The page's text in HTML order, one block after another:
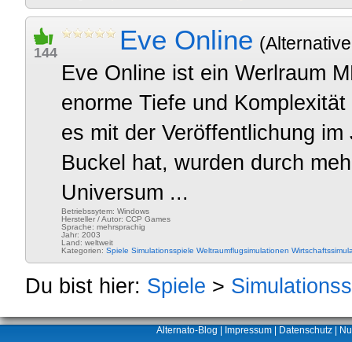
144 Eve Online
Eve Online ist ein Werlraum
enorme Tiefe und
es mit der Veröffentlichung
Buckel hat, wurden durch
Universum ...
Betriebssytem: Windows
Hersteller / Autor: CCP Games
Sprache: mehrsprachig
Jahr: 2003
Land: weltweit
Kategorien: Spiele Simulationsspiele Weltraumflugsimulationen
Du bist hier: Spiele >
Alternato-Blog Impressum Datenschutz